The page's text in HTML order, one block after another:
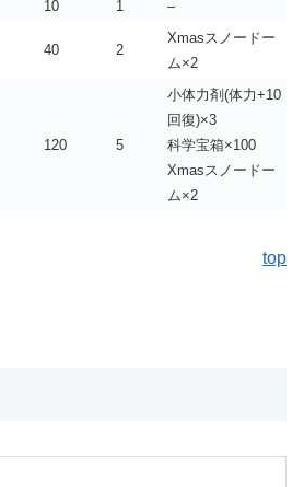
10 1
–
40 2
Xmasスノードー
ム×2
120 5
小体力剤(体力+10
回復)×3
科学宝箱×100
Xmasスノードー
ム×2
top